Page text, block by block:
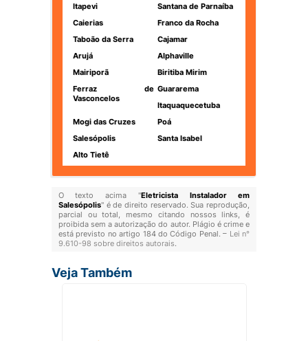
Itapevi
Santana de Parnaíba
Caierias
Franco da Rocha
Taboão da Serra
Cajamar
Arujá
Alphaville
Mairiporã
Biritiba Mirim
Ferraz de
Vasconcelos
Guararema
Itaquaquecetuba
Mogi das Cruzes
Poá
Salesópolis
Santa Isabel
Alto Tietê
O texto acima "Eletricista Instalador em
Salesópolis" é de direito reservado. Sua reprodução,
parcial ou total, mesmo citando nossos links, é
proibida sem a autorização do autor. Plágio é crime e
está previsto no artigo 184 do Código Penal. – Lei n°
9.610-98 sobre direitos autorais.
Veja Também